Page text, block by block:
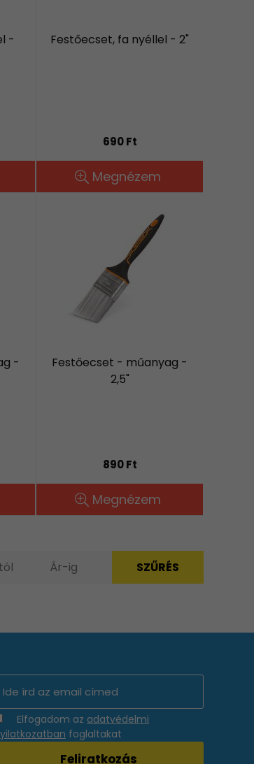
-
Festőecset, fa nyéllel - 2"
690 Ft
Megnézem
-
Festőecset - műanyag -
2,5"
890 Ft
Megnézem
Elfogadom az adatvédelmi
foglaltakat